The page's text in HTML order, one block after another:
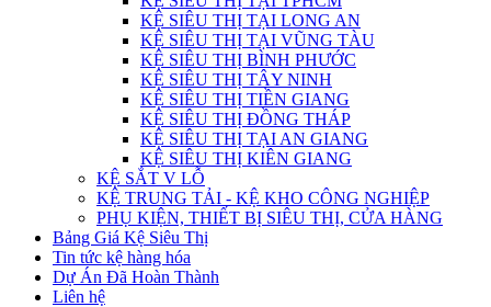
KỆ SIÊU THỊ TẠI LONG AN
KỆ SIÊU THỊ TẠI VŨNG TÀU
KỆ SIÊU THỊ BÌNH PHƯỚC
KỆ SIÊU THỊ TÂY NINH
KỆ SIÊU THỊ TIỀN GIANG
KỆ SIÊU THỊ ĐỒNG THÁP
KỆ SIÊU THỊ TẠI AN GIANG
KỆ SIÊU THỊ KIÊN GIANG
KỆ SẮT V LỖ
KỆ TRUNG TẢI - KỆ KHO CÔNG NGHIỆP
PHỤ KIỆN, THIẾT BỊ SIÊU THỊ, CỬA HÀNG
Bảng Giá Kệ Siêu Thị
Tin tức kệ hàng hóa
Dự Án Đã Hoàn Thành
Liên hệ